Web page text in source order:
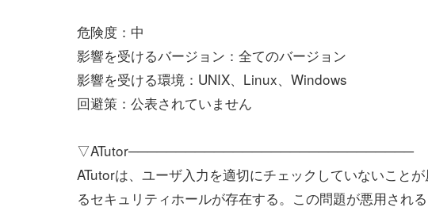
危険度：中
影響を受けるバージョン：全てのバージョン
影響を受ける環境：UNIX、Linux、Windows
回避策：公表されていません
▽ATutor──────────────────────────────
ATutorは、ユーザ入力を適切にチェックしていないこと
るセキュリティホールが存在する。この問題が悪用され